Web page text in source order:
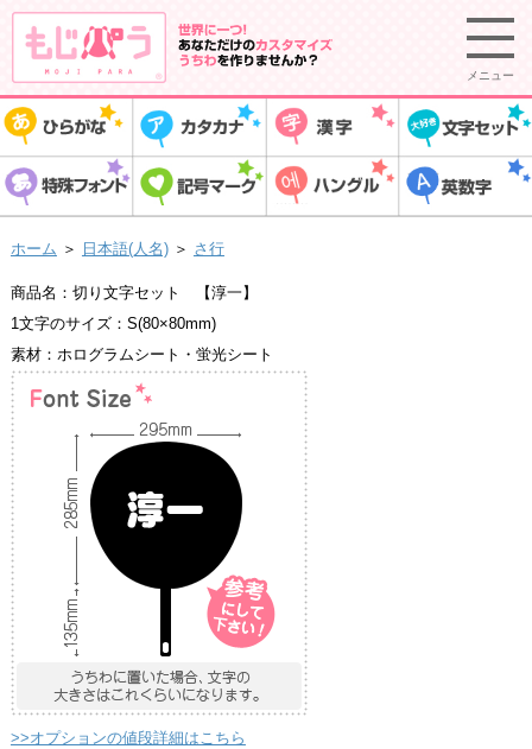
メニュー
ホーム ＞ 日本語(人名) ＞ さ行
商品名：切り文字セット 【淳一】
1文字のサイズ：S(80×80mm)
素材：ホログラムシート・蛍光シート
>>オプションの値段詳細はこちら